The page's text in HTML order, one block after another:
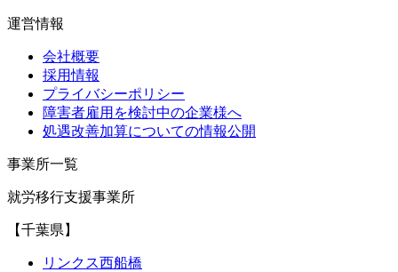
運営情報
会社概要
採用情報
プライバシーポリシー
障害者雇用を検討中の企業様へ
処遇改善加算についての情報公開
事業所一覧
就労移行支援事業所
【千葉県】
リンクス西船橋